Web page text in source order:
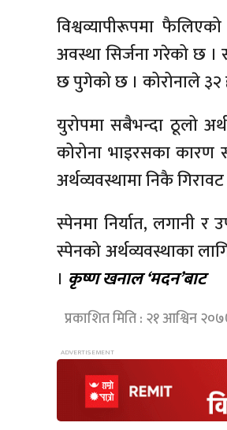
विश्वव्यापीरूपमा
अवस्था सिर्जना गरेको छ
छ पुगेको छ । कोरोनाले
युरोपमा सबैभन्दा ठूलो
कोरोना भाइरसका
अर्थव्यवस्थामा निकै
स्पेनमा निर्यात, लगानी
स्पेनको अर्थव्यवस्थाका
। कृष्ण खनाल ‘मदन’बाट
प्रकाशित मिति : २१ आश्विन